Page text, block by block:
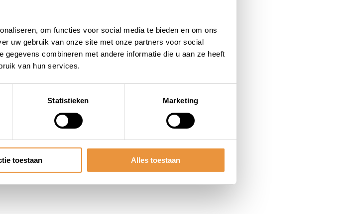
om functies voor social media te bieden en om ons
uw gebruik van onze site met onze partners voor social
combineren met andere informatie die u aan ze heeft
van hun services.
Statistieken Marketing
toestaan Alles toestaan